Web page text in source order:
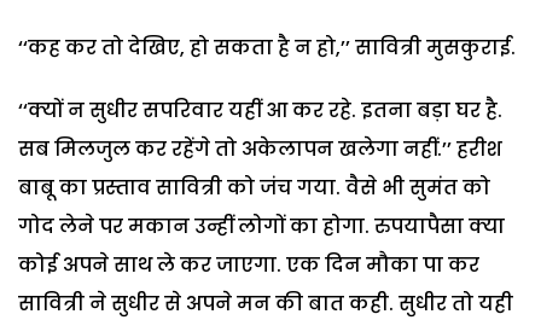
‘‘कह कर तो देखिए, हो सकता है न हो,’’ सावित्री मुसकुराई.
‘‘क्यों न सुधीर सपरिवार यहीं आ कर रहे. इतना बड़ा घर है.
सब मिलजुल कर रहेंगे तो अकेलापन खलेगा नहीं.’’ हरीश
बाबू का प्रस्ताव सावित्री को जंच गया. वैसे भी सुमंत को
गोद लेने पर मकान उन्हीं लोगों का होगा. रुपयापैसा क्या
कोई अपने साथ ले कर जाएगा. एक दिन मौका पा कर
सावित्री ने सुधीर से अपने मन की बात कही. सुधीर तो यही